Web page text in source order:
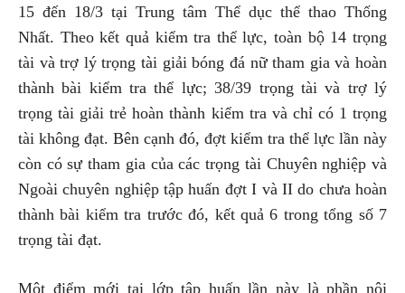
15 đến 18/3 tại Trung tâm Thể dục thể thao Thống
Nhất. Theo kết quả kiểm tra thể lực, toàn bộ 14 trọng
tài và trợ lý trọng tài giải bóng đá nữ tham gia và hoàn
thành bài kiểm tra thể lực; 38/39 trọng tài và trợ lý
trọng tài giải trẻ hoàn thành kiểm tra và chỉ có 1 trọng
tài không đạt. Bên cạnh đó, đợt kiểm tra thể lực lần này
còn có sự tham gia của các trọng tài Chuyên nghiệp và
Ngoài chuyên nghiệp tập huấn đợt I và II do chưa hoàn
thành bài kiểm tra trước đó, kết quả 6 trong tổng số 7
trọng tài đạt.
Một điểm mới tại lớp tập huấn lần này là phần nội